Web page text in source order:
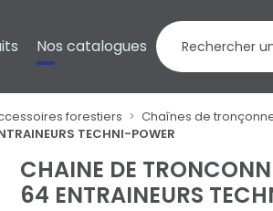
Nos catalogues
forestiers Chaînes de
TECHNI-POWER
CHAINE DE
64 ENTRAINEURS